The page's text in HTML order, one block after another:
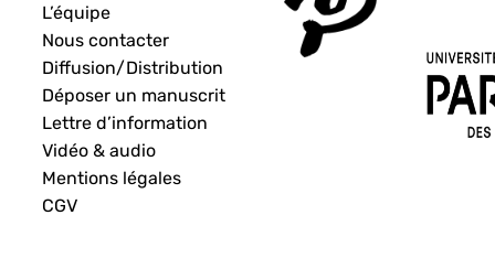
L’équipe
Nous contacter
Diffusion/Distribution
Déposer un manuscrit
Lettre d’information
Vidéo & audio
Mentions légales
CGV